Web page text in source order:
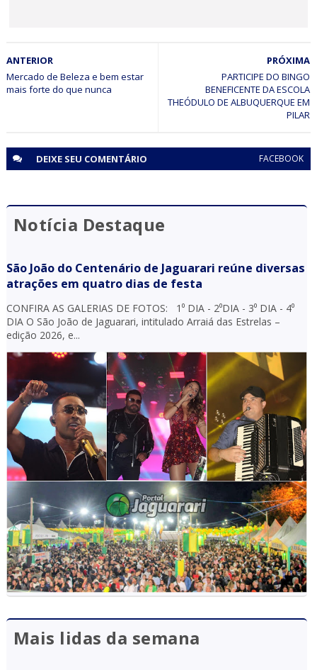
Minério extraído de Jaguarari coloca o município entre os
principais exportadores da Bahia em 2026
PRÓXIMA
PARTICIPE DO BINGO
BENEFICENTE DA ESCOLA
THEÓDULO DE ALBUQUERQUE EM
PILAR
ANTERIOR
Mercado de Beleza e bem estar
mais forte do que nunca
DEIXE SEU COMENTÁRIO FACEBOOK
Notícia Destaque
São João do Centenário de Jaguarari reúne diversas
atrações em quatro dias de festa
CONFIRA AS GALERIAS DE FOTOS: 1⁰ DIA - 2⁰DIA - 3⁰ DIA - 4⁰
DIA O São João de Jaguarari, intitulado Arraiá das Estrelas –
edição 2026, e...
Mais lidas da semana